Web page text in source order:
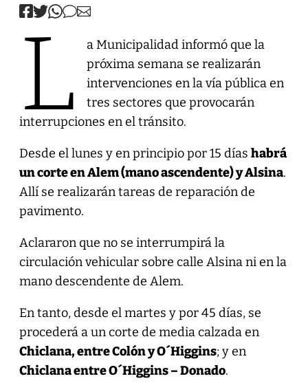
L
a Municipalidad informó que la
próxima semana se realizarán
intervenciones en la vía pública en
tres sectores que provocarán
interrupciones en el tránsito.
Desde el lunes y en principio por 15 días habrá
un corte en Alem (mano ascendente) y Alsina.
Allí se realizarán tareas de reparación de
pavimento.
Aclararon que no se interrumpirá la
circulación vehicular sobre calle Alsina ni en la
mano descendente de Alem.
En tanto, desde el martes y por 45 días, se
procederá a un corte de media calzada en
Chiclana, entre Colón y O´Higgins; y en
Chiclana entre O´Higgins – Donado.